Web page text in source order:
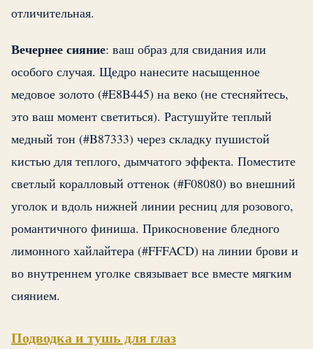
отличительная.
Вечернее сияние: ваш образ для свидания или
особого случая. Щедро нанесите насыщенное
медовое золото (#E8B445) на веко (не стесняйтесь,
это ваш момент светиться). Растушуйте теплый
медный тон (#B87333) через складку пушистой
кистью для теплого, дымчатого эффекта. Поместите
светлый коралловый оттенок (#F08080) во внешний
уголок и вдоль нижней линии ресниц для розового,
романтичного финиша. Прикосновение бледного
лимонного хайлайтера (#FFFACD) на линии брови и
во внутреннем уголке связывает все вместе мягким
сиянием.
Подводка и тушь для глаз